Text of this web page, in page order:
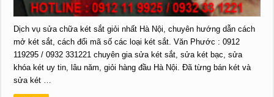
Dịch vụ sửa chữa két sắt giỏi nhất Hà Nội, chuyên hướng dẫn cách
mở két sắt, cách đổi mã số các loại két sắt. Văn Phước : 0912
119295 / 0932 331221 chuyên gia sửa két sắt, sửa két bạc, sửa
khóa két uy tin, lâu năm, giỏi hàng đầu Hà Nội. Đã từng bán két và
sửa két …